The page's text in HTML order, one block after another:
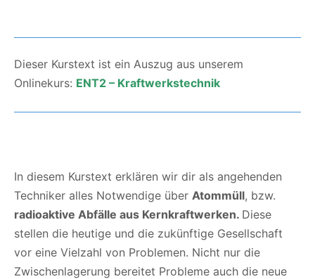
Dieser Kurstext ist ein Auszug aus unserem
Onlinekurs: ENT2 – Kraftwerkstechnik
In diesem Kurstext erklären wir dir als angehenden
Techniker alles Notwendige über Atommüll, bzw.
radioaktive Abfälle aus Kernkraftwerken. Diese
stellen die heutige und die zukünftige Gesellschaft
vor eine Vielzahl von Problemen. Nicht nur die
Zwischenlagerung bereitet Probleme auch die neue